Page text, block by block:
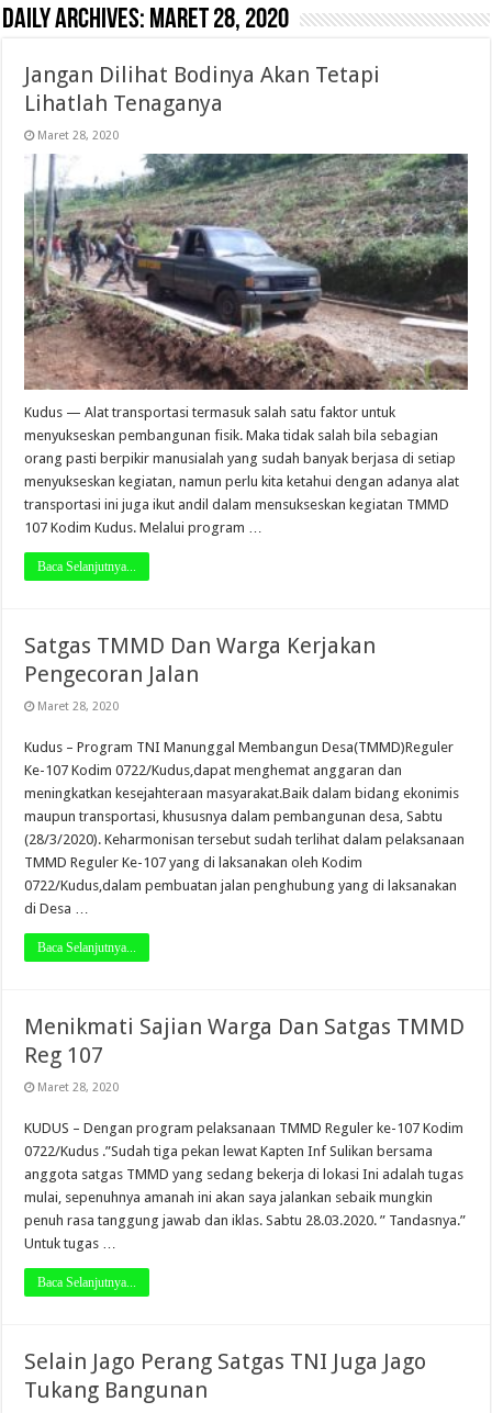
Daily Archives: Maret 28, 2020
Jangan Dilihat Bodinya Akan Tetapi
Lihatlah Tenaganya
Maret 28, 2020
Kudus — Alat transportasi termasuk salah satu faktor untuk
menyukseskan pembangunan fisik. Maka tidak salah bila sebagian
orang pasti berpikir manusialah yang sudah banyak berjasa di setiap
menyukseskan kegiatan, namun perlu kita ketahui dengan adanya alat
transportasi ini juga ikut andil dalam mensukseskan kegiatan TMMD
107 Kodim Kudus. Melalui program …
Baca Selanjutnya...
Satgas TMMD Dan Warga Kerjakan
Pengecoran Jalan
Maret 28, 2020
Kudus – Program TNI Manunggal Membangun Desa(TMMD)Reguler
Ke-107 Kodim 0722/Kudus,dapat menghemat anggaran dan
meningkatkan kesejahteraan masyarakat.Baik dalam bidang ekonimis
maupun transportasi, khususnya dalam pembangunan desa, Sabtu
(28/3/2020). Keharmonisan tersebut sudah terlihat dalam pelaksanaan
TMMD Reguler Ke-107 yang di laksanakan oleh Kodim
0722/Kudus,dalam pembuatan jalan penghubung yang di laksanakan
di Desa …
Baca Selanjutnya...
Menikmati Sajian Warga Dan Satgas TMMD
Reg 107
Maret 28, 2020
KUDUS – Dengan program pelaksanaan TMMD Reguler ke-107 Kodim
0722/Kudus .”Sudah tiga pekan lewat Kapten Inf Sulikan bersama
anggota satgas TMMD yang sedang bekerja di lokasi Ini adalah tugas
mulai, sepenuhnya amanah ini akan saya jalankan sebaik mungkin
penuh rasa tanggung jawab dan iklas. Sabtu 28.03.2020. ” Tandasnya.”
Untuk tugas …
Baca Selanjutnya...
Selain Jago Perang Satgas TNI Juga Jago
Tukang Bangunan